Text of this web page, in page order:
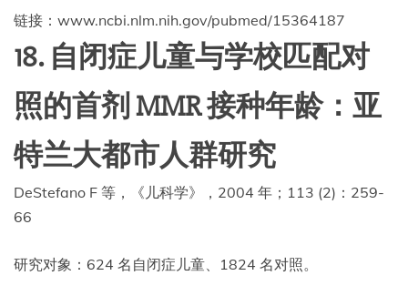
链接：www.ncbi.nlm.nih.gov/pubmed/15364187
18. 自闭症儿童与学校匹配对
照的首剂 MMR 接种年龄：亚
特兰大都市人群研究
DeStefano F 等，《儿科学》，2004 年；113 (2)：259-
66
研究对象：624 名自闭症儿童、1824 名对照。